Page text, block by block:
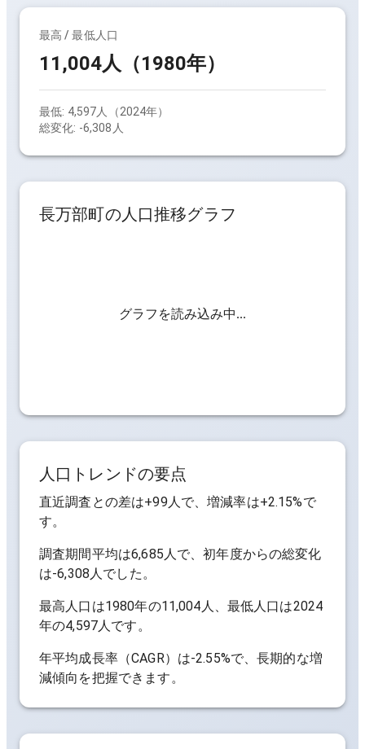
最高 / 最低人口
11,004人（1980年）
最低: 4,597人（2024年）
総変化: -6,308人
長万部町の人口推移グラフ
グラフを読み込み中...
人口トレンドの要点
直近調査との差は+99人で、増減率は+2.15%で
す。
調査期間平均は6,685人で、初年度からの総変化
は-6,308人でした。
最高人口は1980年の11,004人 、最低人口は2024
年の4,597人です。
年平均成長率（CAGR）は-2.55%で、長期的な増
減傾向を把握できます。